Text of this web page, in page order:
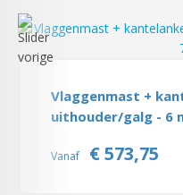
Vlaggenmast +
uithouder/galg - 6
Vanaf € 573,75